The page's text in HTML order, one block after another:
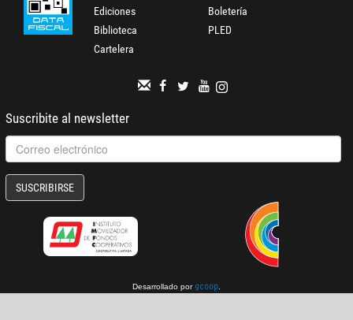
Ediciones
Biblioteca
Cartelera
Boletería
PLED
Suscribite al newsletter
SUSCRIBIRSE
Desarrollado por gcoop